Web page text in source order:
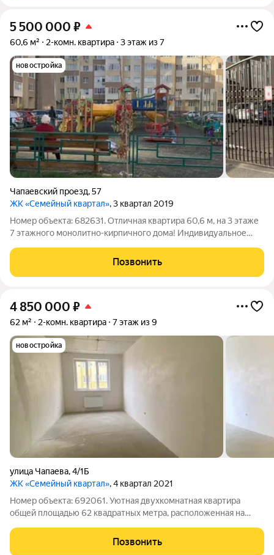
5 500 000 ₽
60,6 м² 2-комн. квартира 3 этаж из 7
новостройка
Чапаевский проезд,57
ЖК «Семейный квартал», 3 квартал 2019
Номер объекта: 682631. Отличная квартира 60,6 м, на 3 этаже
7 этажного монолитно-кирпичного дома! Индивидуальное
обременений! 1 совершеннолетний собственник! Показ в
удобное для вас время!
Позвонить
4 850 000 ₽
62 м² 2-комн. квартира 7 этаж из 9
новостройка
улица Чапаева,4/1Б
ЖК «Семейный квартал», 4 квартал 2021
Номер объекта: 692061. Уютная двухкомнатная квартира
общей площадью 62 квадратных метра, расположенная на
построенного в 2021 году. Дом оборудован закрытой
территорией и системой домофона, что гарантирует
Позвонить